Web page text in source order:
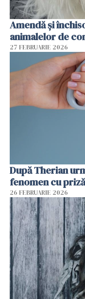
Amendă și
animalelor de
27 FEBRUARIE 2026
După Therian
fenomen cu
26 FEBRUARIE 2026